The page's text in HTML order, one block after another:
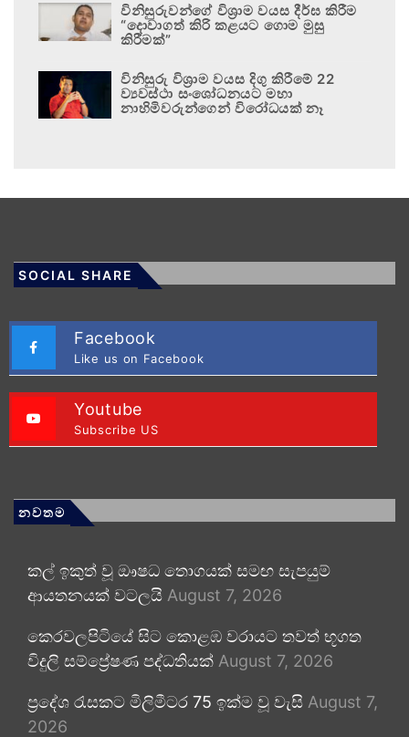
විනිසුරුවන්ගේ විශ්‍රාම වයස දීර්ඝ කිරීම
“දොවාගත් කිරි කළයට ගොම මුසු
කිරීමක්”
විනිසුරු විශ්‍රාම වයස දිගු කිරීමේ 22
ව්‍යවස්ථා සංශෝධනයට මහා
නාහිමිවරුන්ගෙන් විරෝධයක් නෑ
SOCIAL SHARE
Facebook
Like us on Facebook
Youtube
Subscribe US
නවතම
කල් ඉකුත් වූ ඖෂධ තොගයක් සමඟ සැපයුම්
ආයතනයක් වටලයි August 7, 2026
කෙරවලපිටියේ සිට කොළඹ වරායට තවත් භූගත
විදුලි සම්ප්‍රේෂණ පද්ධතියක් August 7, 2026
ප්‍රදේශ රැසකට මිලිමීටර 75 ඉක්ම වූ වැසි August 7,
2026